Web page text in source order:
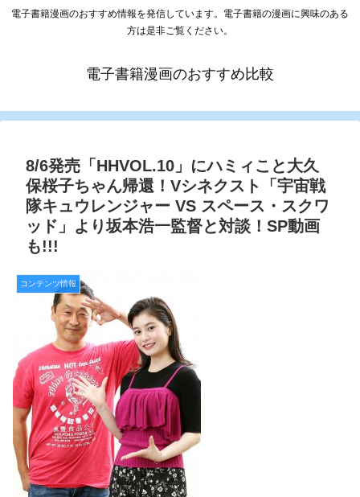
電子書籍漫画のおすすめ情報を発信しています。電子書籍の漫画に興味のある
方は是非ご覧ください。
電子書籍漫画のおすすめ比較
8/6発売「HHVOL.10」にハミィこと大久
保桜子ちゃん帰還！Vシネクスト「宇宙戦
隊キュウレンジャー VS スペース・スクワ
ッド」より坂本浩一監督と対談！SP動画
も!!!
コンテンツ情報